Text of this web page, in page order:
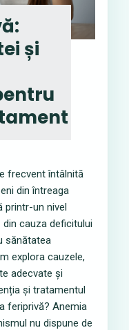
și
frecvent întâlnită
din întreaga
printr-un nivel
cauza deficitului
sănătatea
explora cauzele,
adecvate și
și tratamentul
feriprivă? Anemia
nu dispune de